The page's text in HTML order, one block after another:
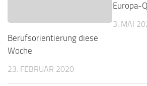
Berufsorientierung diese
Woche
23. FEBRUAR 2020
Europa-
3. MAI